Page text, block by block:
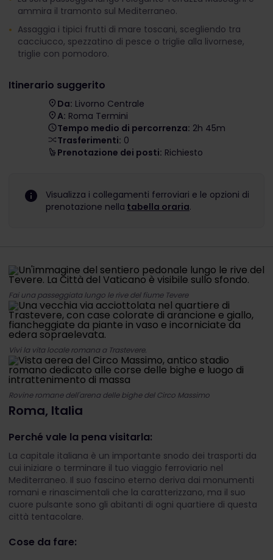
ammira il tramonto sul Mediterraneo.
Assaggia i tipici frutti di mare toscani, scegliendo tra
cacciucco, spezzatino di pesce o triglie alla livornese,
triglie con pomodoro.
Itinerario suggerito
Da: Livorno Centrale
A: Roma Termini
Tempo medio di percorrenza: 2h 45m
Trasferimenti: 0
Prenotazione dei posti: Richiesto
Visualizza i collegamenti ferroviari e le opzioni di
prenotazione nella tabella oraria.
Fai una passeggiata lungo le rive del fiume Tevere
Vivi la vita locale romana a Trastevere.
Rovine romane dell'arena delle bighe del Circo Massimo
Roma, Italia
Perché vale la pena visitarla:
La capitale italiana è un importante snodo dei trasporti da
cui iniziare o terminare il tuo viaggio ferroviario nel
Mediterraneo. Il suo fascino eterno deriva dai monumenti
romani e rinascimentali che la caratterizzano, ma il suo
cuore pulsante sono gli abitanti di ogni quartiere di questa
città tentacolare.
Cose da fare: